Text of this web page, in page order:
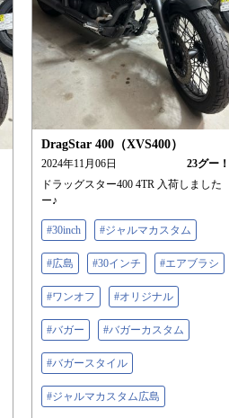
DragStar 400（XVS400）
2024年11月06日 23グー！
ドラッグスター400 4TR 入荷しました
ー♪
#30inch #ジャルマカスタム
#広島 #30インチ #エアブラシ
#ワンオフ #オリジナル
#バガー #バガーカスタム
#バガースタイル
#ジャルマカスタム広島